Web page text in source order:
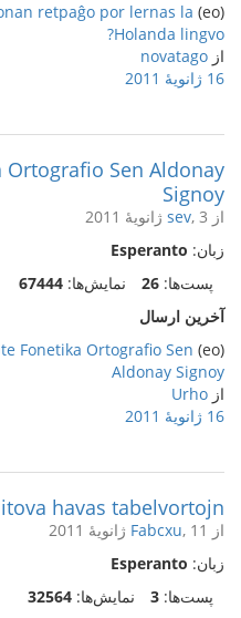
(eo)
retpaĝo por lernas la
Holanda lingvo?
از novatago
16 ژانویهٔ 2011
Ortografio Sen Aldonay
Signoy
از sev, 3 ژانویهٔ 2011
زبان: Esperanto
پست‌ها: 26 نمایش‌ها: 67444
آخرین ارسال
(eo)
Fonetika Ortografio Sen
Aldonay Signoy
از Urho
16 ژانویهٔ 2011
havas tabelvortojn
از Fabcxu, 11 ژانویهٔ 2011
زبان: Esperanto
پست‌ها: 3 نمایش‌ها: 32564